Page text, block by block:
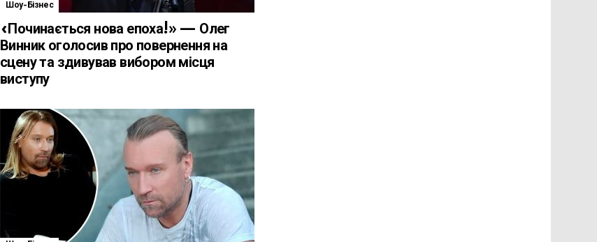
Шоу-Бізнес
«Починається нова епоха!» — Олег
Винник оголосив про повернення на
сцену та здивував вибором місця
виступу